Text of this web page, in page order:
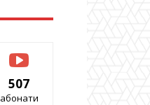
507
абонати